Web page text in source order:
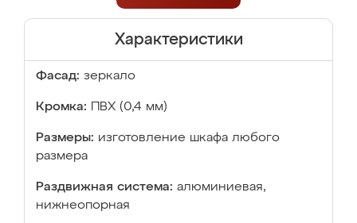
Характеристики
Фасад: зеркало
Кромка: ПВХ (0,4 мм)
Размеры: изготовление шкафа любого
размера
Раздвижная система: алюминиевая,
нижнеопорная